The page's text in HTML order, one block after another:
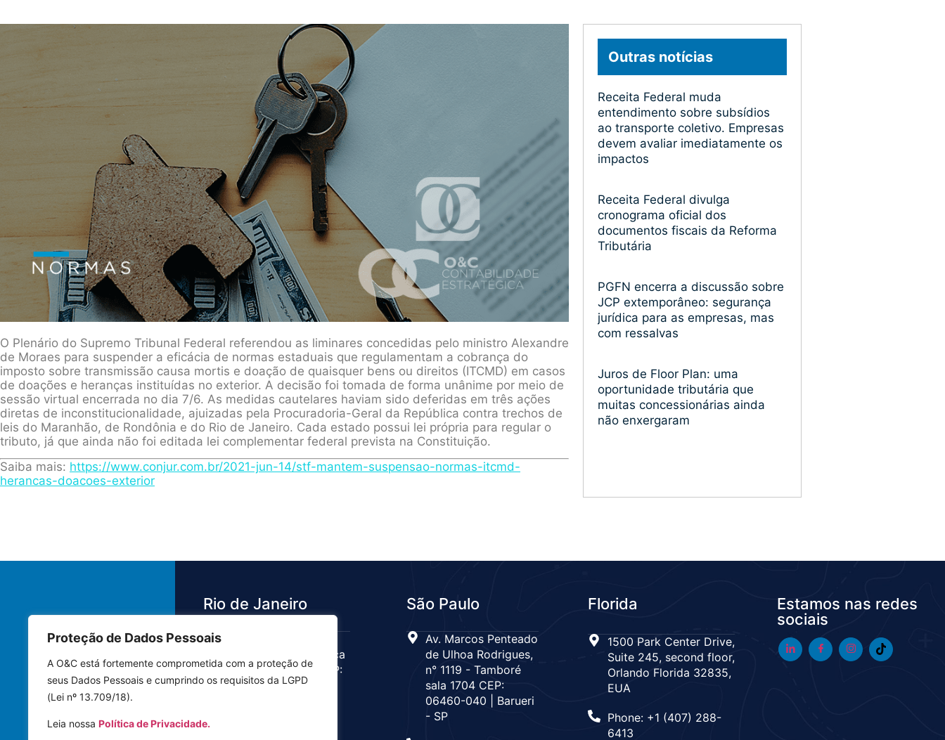
Proteção de Dados Pessoais
A O&C está fortemente comprometida com a proteção de
seus Dados Pessoais e cumprindo os requisitos da LGPD
(Lei nº 13.709/18).
Leia nossa Política de Privacidade.
O Plenário do Supremo Tribunal Federal referendou as liminares concedidas pelo ministro Alexandre
de Moraes para suspender a eficácia de normas estaduais que regulamentam a cobrança do
imposto sobre transmissão causa mortis e doação de quaisquer bens ou direitos (ITCMD) em casos
de doações e heranças instituídas no exterior. A decisão foi tomada de forma unânime por meio de
sessão virtual encerrada no dia 7/6. As medidas cautelares haviam sido deferidas em três ações
diretas de inconstitucionalidade, ajuizadas pela Procuradoria-Geral da República contra trechos de
leis do Maranhão, de Rondônia e do Rio de Janeiro. Cada estado possui lei própria para regular o
tributo, já que ainda não foi editada lei complementar federal prevista na Constituição.
Saiba mais: https://www.conjur.com.br/2021-jun-14/stf-mantem-suspensao-normas-itcmd-
herancas-doacoes-exterior
Outras notícias
Receita Federal muda
entendimento sobre subsídios
ao transporte coletivo. Empresas
devem avaliar imediatamente os
impactos
Receita Federal divulga
cronograma oficial dos
documentos fiscais da Reforma
Tributária
PGFN encerra a discussão sobre
JCP extemporâneo: segurança
jurídica para as empresas, mas
com ressalvas
Juros de Floor Plan: uma
oportunidade tributária que
muitas concessionárias ainda
não enxergaram
Rio de Janeiro
3.500 - Barra da Tijuca
Bloco 4 Sala 442 CEP:
22640-102 | Rio de
São Paulo
Av. Marcos Penteado
de Ulhoa Rodrigues,
n° 1119 - Tamboré
sala 1704 CEP:
06460-040 | Barueri
- SP
Florida
1500 Park Center Drive,
Suite 245, second floor,
Orlando Florida 32835,
EUA
Phone: +1 (407) 288-
6413
Estamos nas redes
sociais